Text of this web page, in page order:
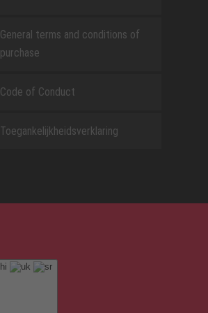
General terms and conditions of
purchase
Code of Conduct
Toegankelijkheidsverklaring